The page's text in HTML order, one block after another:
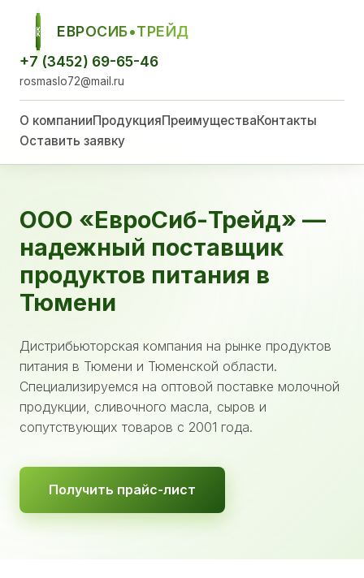
ЕСТ
ЕВРОСИБ•ТРЕЙД
+7 (3452) 69-65-46
rosmaslo72@mail.ru
О компанииПродукцияПреимуществаКонтакты
Оставить заявку
ООО «ЕвроСиб-Трейд» —
надежный поставщик
продуктов питания в
Тюмени
Дистрибьюторская компания на рынке продуктов
питания в Тюмени и Тюменской области.
Специализируемся на оптовой поставке молочной
продукции, сливочного масла, сыров и
сопутствующих товаров с 2001 года.
Получить прайс-лист